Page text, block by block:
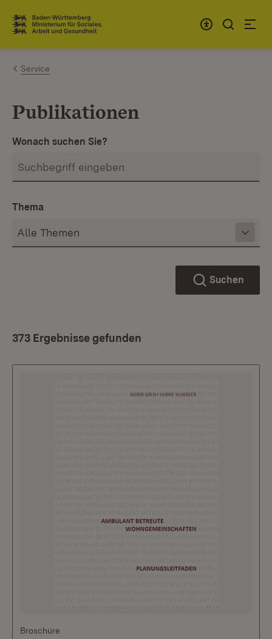
Zum Inhalt springen
Link zur Startseite
Service
Publikationen
Wonach suchen Sie?
Thema
Suchen
373 Ergebnisse gefunden
Broschüre